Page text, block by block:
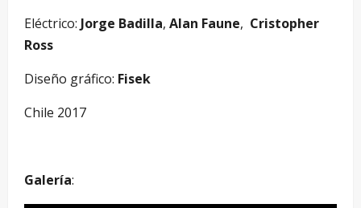
Eléctrico: Jorge Badilla, Alan Faune, Cristopher
Ross
Diseño gráfico: Fisek
Chile 2017
Galería: